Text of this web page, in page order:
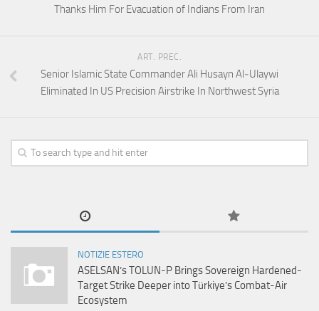
Thanks Him For Evacuation of Indians From Iran
ART. PREC.
Senior Islamic State Commander Ali Husayn Al‑Ulaywi
Eliminated In US Precision Airstrike In Northwest Syria
NOTIZIE ESTERO
ASELSAN’s TOLUN-P Brings Sovereign Hardened-
Target Strike Deeper into Türkiye’s Combat-Air
Ecosystem